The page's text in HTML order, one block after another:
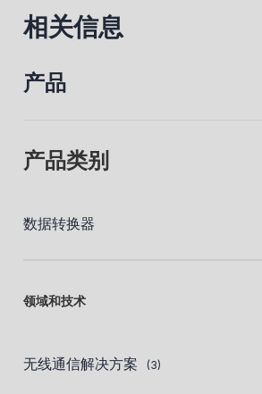
相关信息
产品
产品类别
数据转换器
领域和技术
无线通信解决方案 (3)